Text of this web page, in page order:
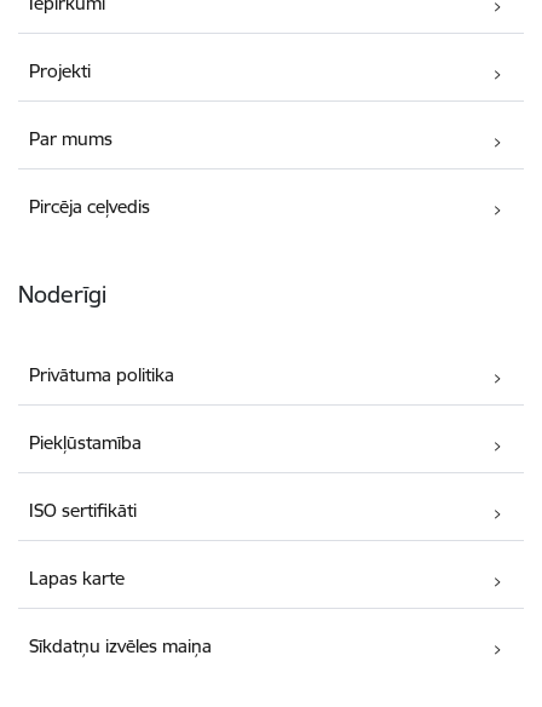
Projekti
Par mums
Pircēja ceļvedis
Noderīgi
Privātuma politika
Piekļūstamība
ISO sertifikāti
Lapas karte
Sīkdatņu izvēles maiņa